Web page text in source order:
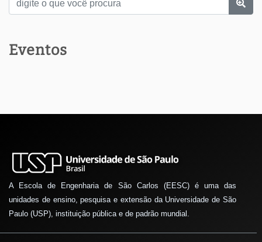
Eventos
A Escola de Engenharia de São Carlos (EESC) é uma das
unidades de ensino, pesquisa e extensão da Universidade de São
Paulo (USP), instituição pública e de padrão mundial.